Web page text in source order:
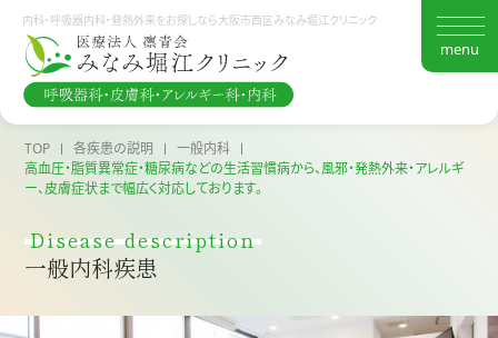
内科・呼吸器内科・発熱外来をお探しなら大阪市西区みなみ堀江クリニック
TOP
クリニック紹介
TOP 各疾患の説明
一般内科
高血圧・脂質異常症・糖尿病などの生活習慣病から、風邪・発熱外来・アレルギ
ー、皮膚症状まで幅広く対応しております。
Disease description
一般内科疾患